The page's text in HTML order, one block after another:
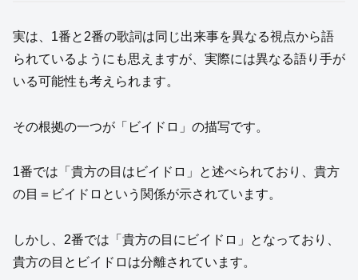
実は、1番と2番の歌詞は同じ出来事を異なる視点から語
られているようにも思えますが、実際には異なる語り手が
いる可能性も考えられます。
その根拠の一つが「ビイドロ」の描写です。
1番では「貴方の目はビイドロ」と述べられており、貴方
の目＝ビイドロという関係が示されています。
しかし、2番では「貴方の目にビイドロ」となっており、
貴方の目とビイドロは分離されています。